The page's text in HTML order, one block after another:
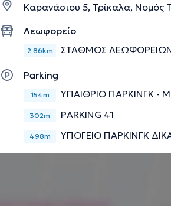
Καρανάσιου 5, Τρίκαλα, Νομός
Λεωφορείο
2,86km ΣΤΑΘΜΟΣ
Parking
154m ΥΠΑΙΘΡΙΟ ΠΑΡΚΙΝΓΚ -
302m PARKING 41
498m ΥΠΟΓΕΙΟ ΠΑΡΚΙΝΓΚ